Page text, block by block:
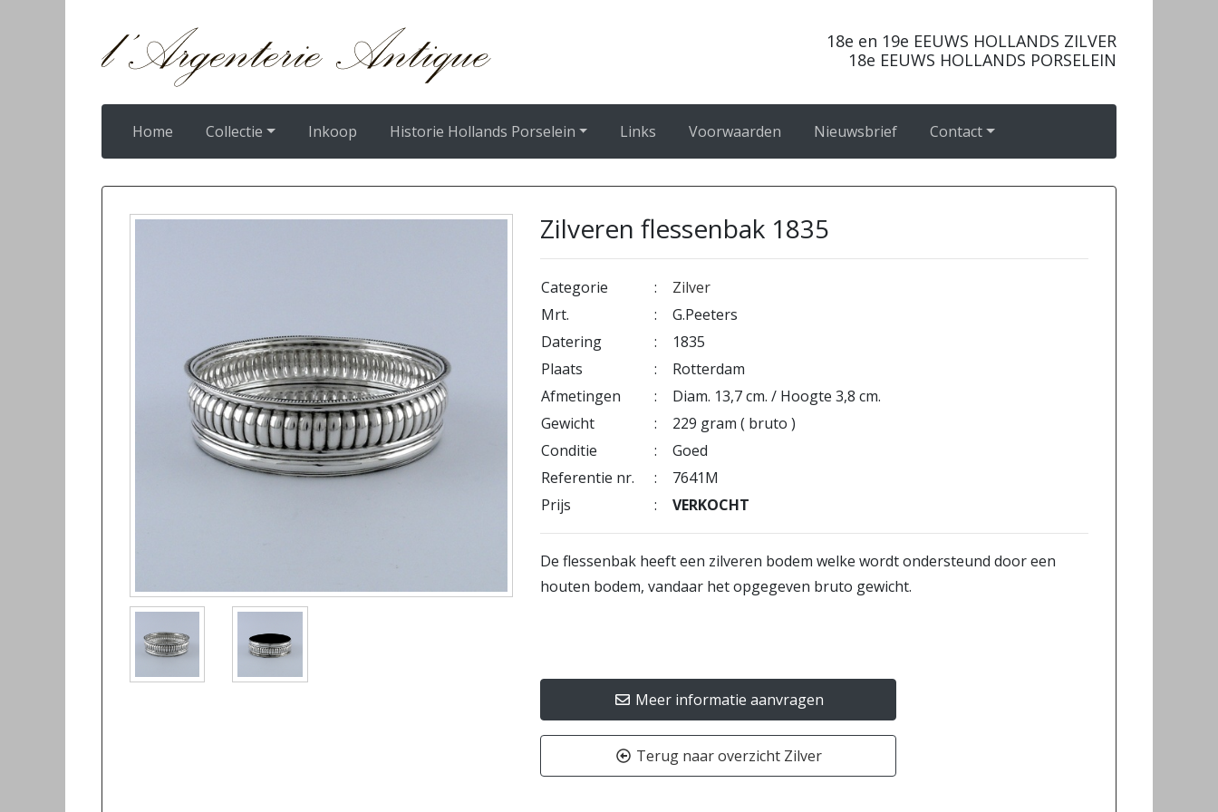
18e en 19e EEUWS HOLLANDS ZILVER
18e EEUWS HOLLANDS PORSELEIN
Home Collectie Inkoop Historie Hollands Porselein Links Voorwaarden Nieuwsbrief Contact
Zilveren flessenbak 1835
Categorie :
Zilver
Mrt.
:
G.Peeters
Datering
:
1835
Plaats
:
Rotterdam
Afmetingen
:
Diam. 13,7 cm. / Hoogte 3,8 cm.
Gewicht
:
229 gram ( bruto )
Conditie
:
Goed
Referentie nr.
:
7641M
Prijs
: VERKOCHT
De flessenbak heeft een zilveren bodem welke wordt ondersteund door een
houten bodem, vandaar het opgegeven bruto gewicht.
Meer informatie aanvragen
Terug naar overzicht Zilver